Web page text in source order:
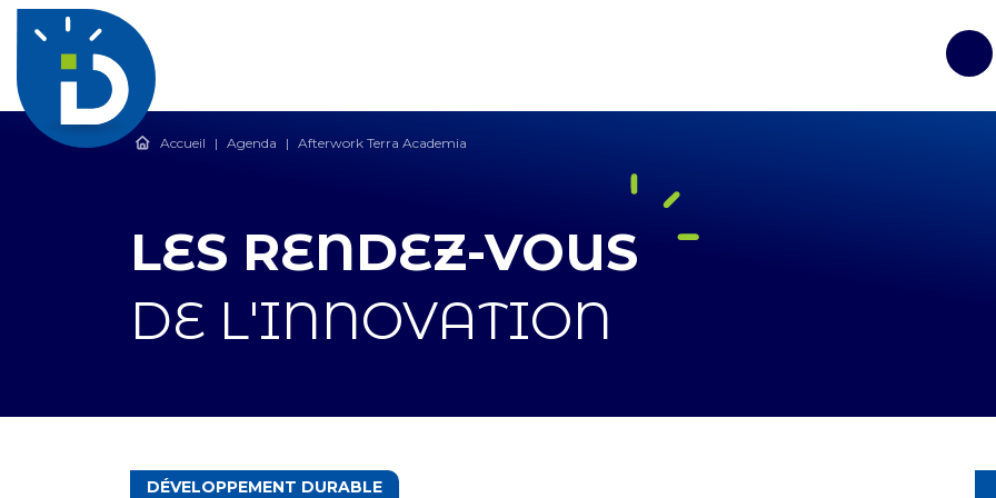
Accueil | Agenda | Afterwork Terra Academia
LES RENDEZ-VOUS
DE L'INNOVATION
THÉMATIQUES
DÉVELOPPEMENT DURABLE